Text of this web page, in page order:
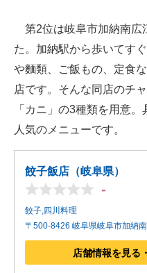
第2位は岐阜市加納南広
た。加納駅から歩いてす
や麵類、ご飯もの、定食
店です。そんな同店のチ
「カニ」の3種類を用意
人気のメニューです。
餃子飯店（岐阜県）
-
餃子,四川料理
〒500-8426 岐阜県岐阜市加納
店舗情報を見る